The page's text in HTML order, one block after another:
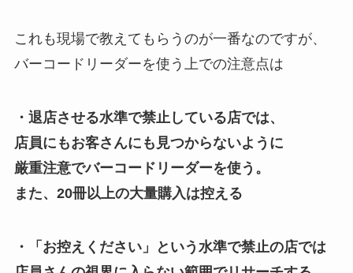
これも現場で教えてもらうのが一番なのですが、
バーコードリーダーを使う上での注意点は
・退店させる水準で禁止している店では、
店員にもお客さんにも見つからないように
厳重注意でバーコードリーダーを使う。
また、20冊以上の大量購入は控える
・「お控えください」という水準で禁止の店では